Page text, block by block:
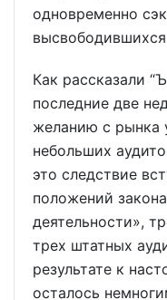
одновременно
Как рассказали
последние две
желанию с рынка
небольших
это следствие
положений
деятельности»,
трех штатных
результате к
осталось